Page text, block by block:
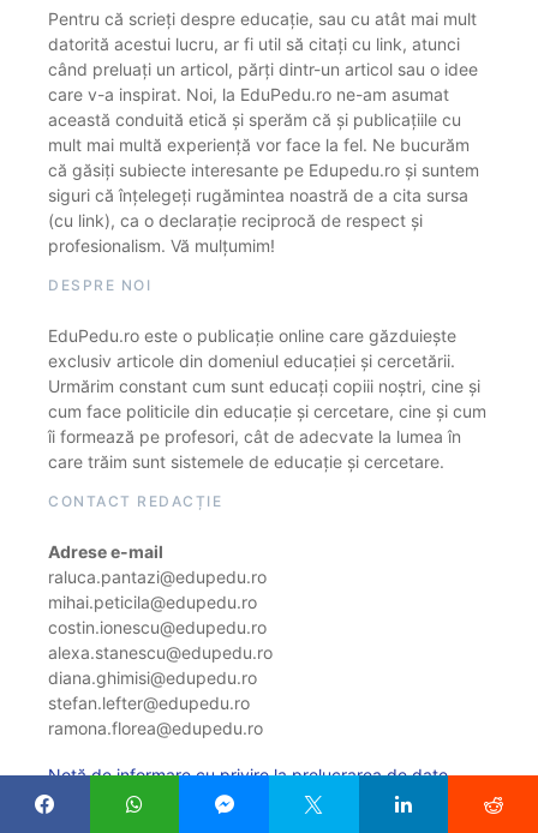
Pentru că scrieți despre educație, sau cu atât mai mult
datorită acestui lucru, ar fi util să citați cu link, atunci
când preluați un articol, părți dintr-un articol sau o idee
care v-a inspirat. Noi, la EduPedu.ro ne-am asumat
această conduită etică și sperăm că și publicațiile cu
mult mai multă experiență vor face la fel. Ne bucurăm
că găsiți subiecte interesante pe Edupedu.ro și suntem
siguri că înțelegeți rugămintea noastră de a cita sursa
(cu link), ca o declarație reciprocă de respect și
profesionalism. Vă mulțumim!
DESPRE NOI
EduPedu.ro este o publicație online care găzduiește
exclusiv articole din domeniul educației și cercetării.
Urmărim constant cum sunt educați copiii noștri, cine și
cum face politicile din educație și cercetare, cine și cum
îi formează pe profesori, cât de adecvate la lumea în
care trăim sunt sistemele de educație și cercetare.
CONTACT REDACȚIE
Adrese e-mail
raluca.pantazi@edupedu.ro
mihai.peticila@edupedu.ro
costin.ionescu@edupedu.ro
alexa.stanescu@edupedu.ro
diana.ghimisi@edupedu.ro
stefan.lefter@edupedu.ro
ramona.florea@edupedu.ro
Notă de informare cu privire la prelucrarea de date
personale prin intermediul site-ului